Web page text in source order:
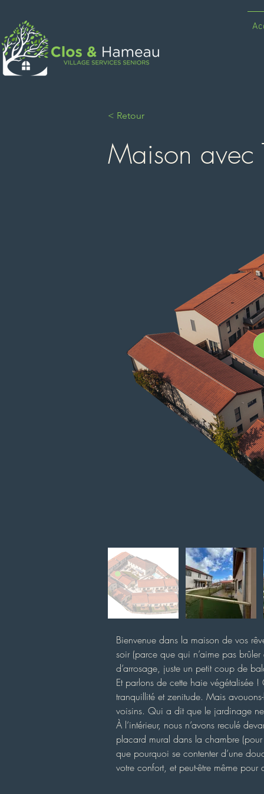
< Retour
Maison avec
Bienvenue dans la maison de vos
soir (parce que qui n’aime pas
d’arrosage, juste un petit coup de
Et parlons de cette haie végétalisée
tranquillité et zenitude. Mais
voisins. Qui a dit que le jardinage
À l’intérieur, nous n’avons reculé
placard mural dans la chambre
que pourquoi se contenter d’une
votre confort, et peut-être même